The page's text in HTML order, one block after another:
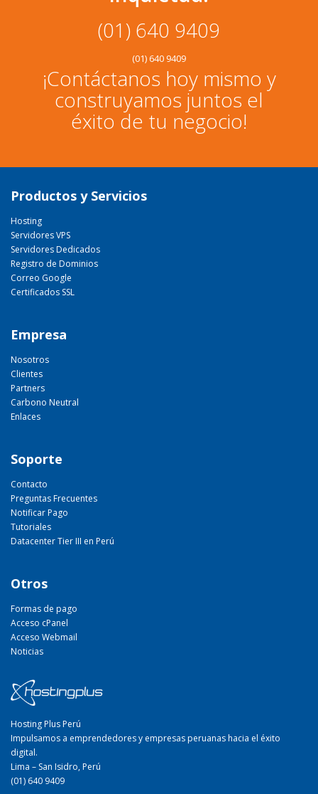
(01) 640 9409
(01) 640 9409
¡Contáctanos hoy mismo y
construyamos juntos el
éxito de tu negocio!
Productos y Servicios
Hosting
Servidores VPS
Servidores Dedicados
Registro de Dominios
Correo Google
Certificados SSL
Empresa
Nosotros
Clientes
Partners
Carbono Neutral
Enlaces
Soporte
Contacto
Preguntas Frecuentes
Notificar Pago
Tutoriales
Datacenter Tier III en Perú
Otros
Formas de pago
Acceso cPanel
Acceso Webmail
Noticias
Hosting Plus Perú
Impulsamos a emprendedores y empresas peruanas hacia el éxito
digital.
Lima – San Isidro, Perú
(01) 640 9409